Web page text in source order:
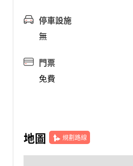
停車設施
無
門票
免費
地圖 規劃路線